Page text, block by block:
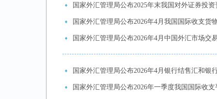
国家外汇管理局公布2025年末我国对外证券投
国家外汇管理局公布2026年4月我国国际收支货
国家外汇管理局公布2026年4月中国外汇市场交
国家外汇管理局公布2026年4月银行结售汇和银
国家外汇管理局公布2026年一季度我国国际收